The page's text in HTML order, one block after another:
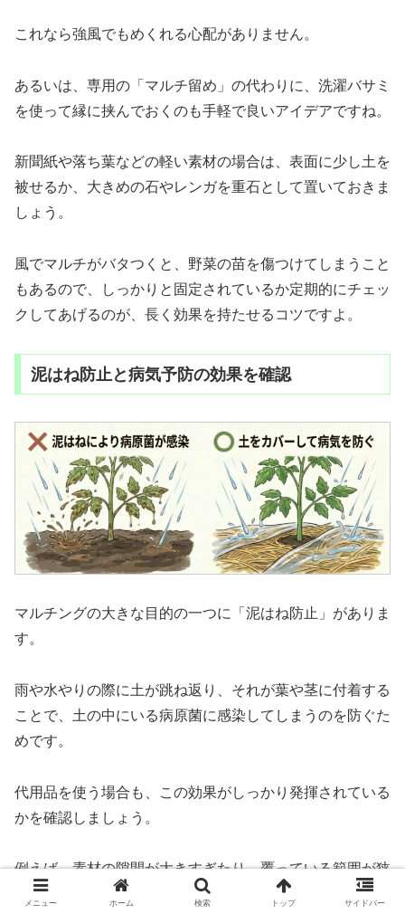
これなら強風でもめくれる心配がありません。
あるいは、専用の「マルチ留め」の代わりに、洗濯バサミ
を使って縁に挟んでおくのも手軽で良いアイデアですね。
新聞紙や落ち葉などの軽い素材の場合は、表面に少し土を
被せるか、大きめの石やレンガを重石として置いておきま
しょう。
風でマルチがバタつくと、野菜の苗を傷つけてしまうこと
もあるので、しっかりと固定されているか定期的にチェッ
クしてあげるのが、長く効果を持たせるコツですよ。
泥はね防止と病気予防の効果を確認
マルチングの大きな目的の一つに「泥はね防止」がありま
す。
雨や水やりの際に土が跳ね返り、それが葉や茎に付着する
ことで、土の中にいる病原菌に感染してしまうのを防ぐた
めです。
代用品を使う場合も、この効果がしっかり発揮されている
かを確認しましょう。
例えば、素材の隙間が大きすぎたり、覆っている範囲が狭
すぎたりすると、結局土が跳ねてしまって意味がありませ
メニュー ホーム 検索 トップ サイドバー